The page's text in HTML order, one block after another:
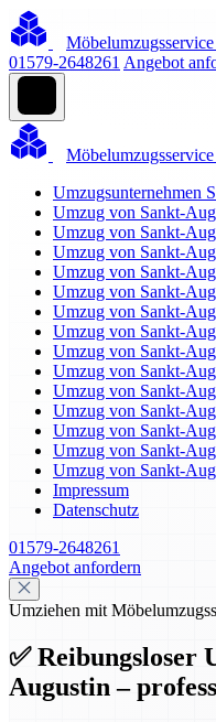
01579-2648261 Angebot
Umzugsunternehmen
Umzug von Sankt-
Umzug von Sankt-
Umzug von Sankt-
Umzug von Sankt-
Umzug von Sankt-
Umzug von Sankt-
Umzug von Sankt-
Umzug von Sankt-
Umzug von Sankt-
Umzug von Sankt-
Umzug von Sankt-
Umzug von Sankt-
Umzug von Sankt-
Umzug von Sankt-
Impressum
Datenschutz
01579-2648261
Angebot anfordern
Umziehen mit
✅ Reibungsloser
Augustin –